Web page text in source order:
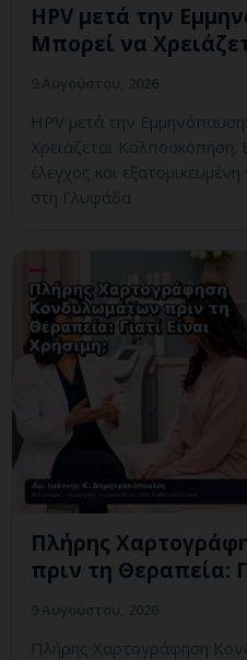
HPV μετά την
Μπορεί να
HPV μετά την
Χρειάζεται Κολποσκόπηση;
έλεγχος και
στη Γλυφάδα
Πλήρης
πριν τη Θεραπεία:
Πλήρης Χαρτογράφηση